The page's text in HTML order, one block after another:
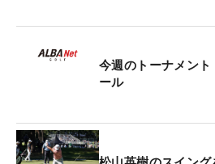
現在、暫定首位はウィンダム
そこから1打差の暫定2位タイ
リー・ホッジス（ともに米国
今週のトーナメン
ール